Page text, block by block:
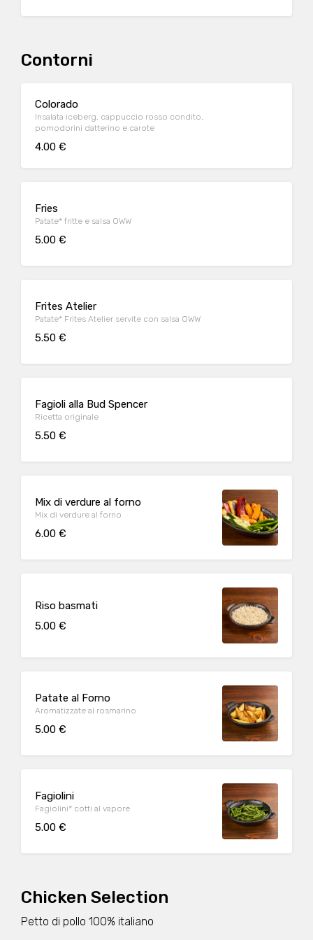
Contorni
Colorado
Insalata iceberg, cappuccio rosso condito,
pomodorini datterino e carote
4.00 €
Fries
Patate* fritte e salsa OWW
5.00 €
Frites Atelier
Patate* Frites Atelier servite con salsa OWW
5.50 €
Fagioli alla Bud Spencer
Ricetta originale
5.50 €
Mix di verdure al forno
Mix di verdure al forno
6.00 €
Riso basmati
5.00 €
Patate al Forno
Aromatizzate al rosmarino
5.00 €
Fagiolini
Fagiolini* cotti al vapore
5.00 €
Chicken Selection
Petto di pollo 100% italiano